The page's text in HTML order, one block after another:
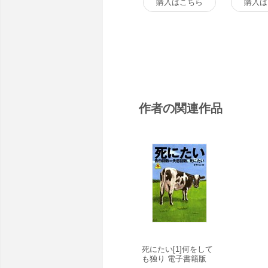
購入はこちら 購入
作者の関連作品
死にたい[1]何をして
も独り 電子書籍版